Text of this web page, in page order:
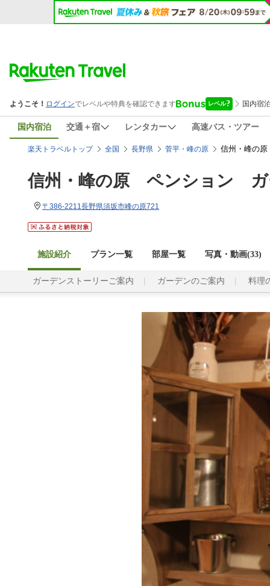
国内宿泊 交通＋宿 レンタカー 高速バス・ツアー
楽天トラベルトップ 全国 長野県 菅平・峰の原 信州・峰の
信州・峰の原 ペンション ガ
〒386-2211長野県須坂市峰の原721
施設紹介 プラン一覧 部屋一覧 写真・動画(33)
ガーデンストーリーご案内 ガーデンのご案内 料理